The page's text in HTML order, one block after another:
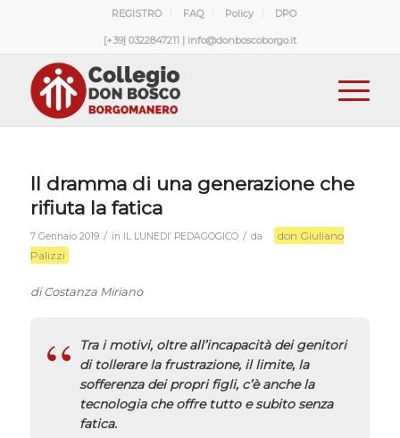
REGISTRO FAQ Policy DPO
[+39] 0322847211 | info@donboscoborgo.it
Il dramma di una generazione che
rifiuta la fatica
7 Gennaio 2019 / in IL LUNEDI’ PEDAGOGICO / da
don Giuliano
Palizzi
di Costanza Miriano
Tra i motivi, oltre all’incapacità dei genitori
di tollerare la frustrazione, il limite, la
sofferenza dei propri figli, c’è anche la
tecnologia che offre tutto e subito senza
fatica.